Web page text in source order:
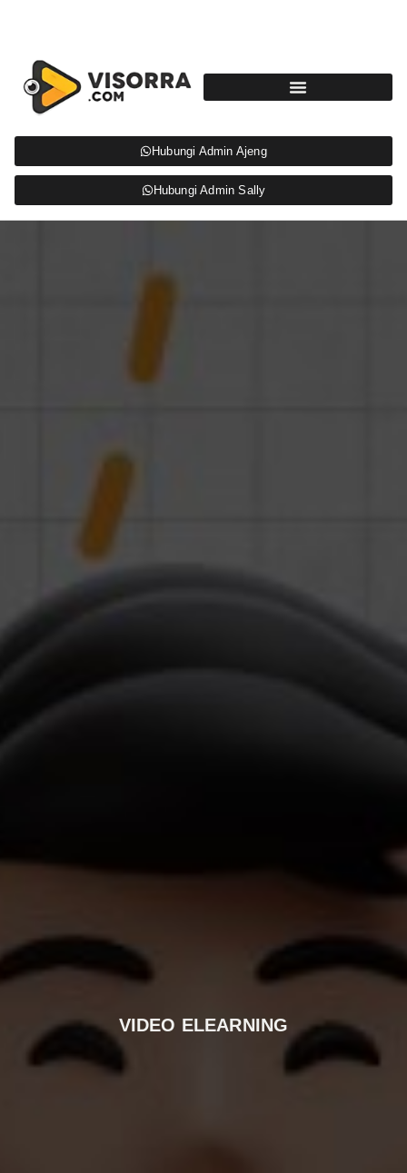
Hubungi Admin Ajeng
Hubungi Admin Sally
VIDEO ELEARNING